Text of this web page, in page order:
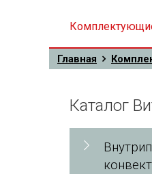
Главная
Каталог